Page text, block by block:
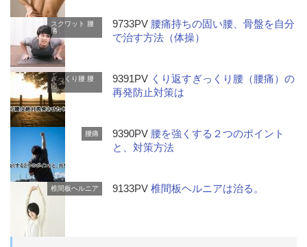
スクワット 腰
痛
9733PV 腰痛持ちの固い腰、骨盤を自分
で治す方法（体操）
ぎっくり腰 腰
痛
9391PV くり返すぎっくり腰（腰痛）の
再発防止対策は
腰痛 9390PV 腰を強くする２つのポイント
と、対策方法
椎間板ヘルニア 9133PV椎間板ヘルニアは治る。